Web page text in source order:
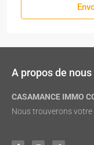
A propos de nous
CASAMANCE IMMO
Nous trouverons votre